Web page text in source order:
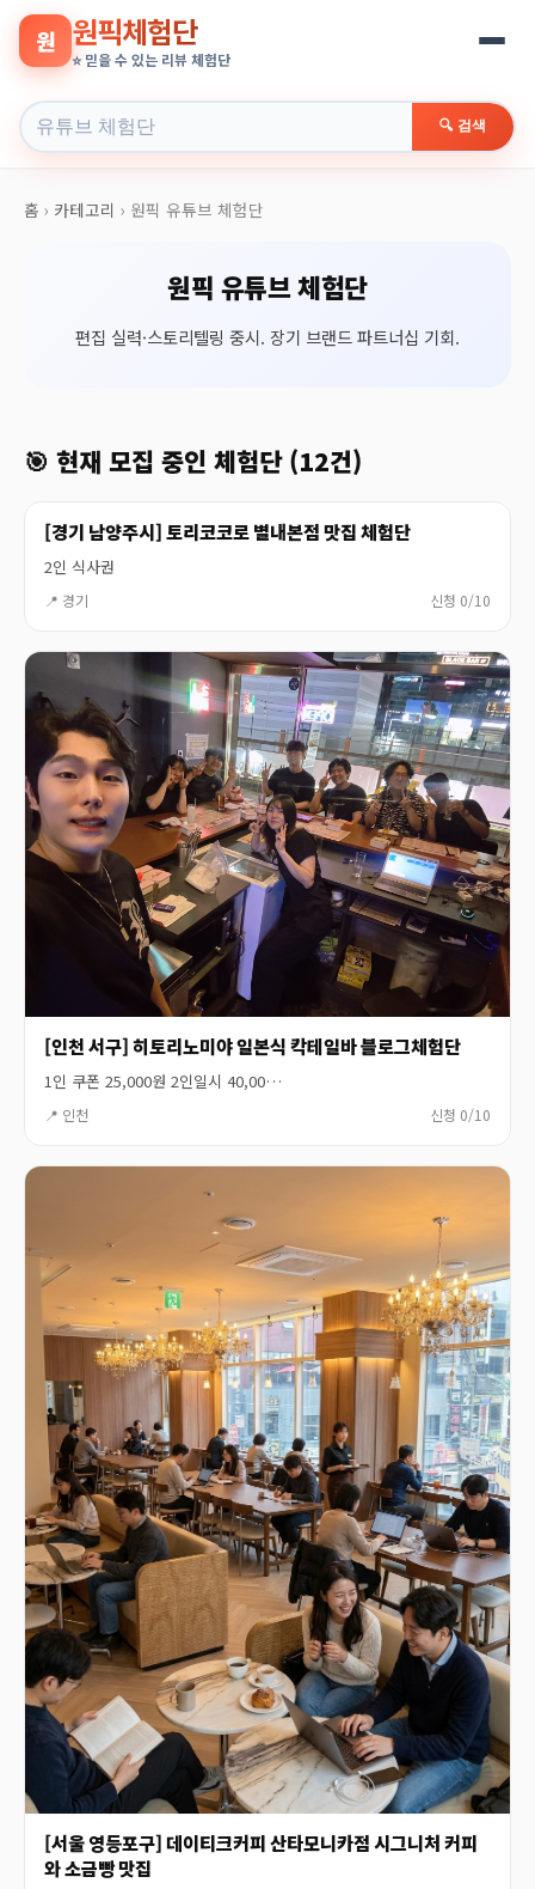
원 원픽체험단
⭐ 믿을 수 있는 리뷰 체험단
🔍 검색
홈 › 카테고리 › 원픽 유튜브 체험단
원픽 유튜브 체험단
편집 실력·스토리텔링 중시. 장기 브랜드 파트너십 기회.
🎯 현재 모집 중인 체험단 (12건)
[경기 남양주시] 토리코코로 별내본점 맛집 체험단
2인 식사권
📍 경기 신청 0/10
[인천 서구] 히토리노미야 일본식 칵테일바 블로그체험단
1인 쿠폰 25,000원 2인일시 40,00…
📍 인천 신청 0/10
[서울 영등포구] 데이티크커피 산타모니카점 시그니처 커피
와 소금빵 맛집